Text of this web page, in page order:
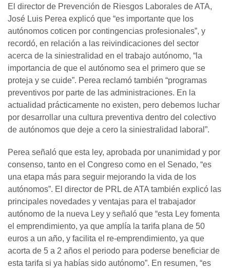
El director de Prevención de Riesgos Laborales de ATA,
José Luis Perea explicó que “es importante que los
autónomos coticen por contingencias profesionales”, y
recordó, en relación a las reivindicaciones del sector
acerca de la siniestralidad en el trabajo autónomo, “la
importancia de que el autónomo sea el primero que se
proteja y se cuide”. Perea reclamó también “programas
preventivos por parte de las administraciones. En la
actualidad prácticamente no existen, pero debemos luchar
por desarrollar una cultura preventiva dentro del colectivo
de autónomos que deje a cero la siniestralidad laboral”.
Perea señaló que esta ley, aprobada por unanimidad y por
consenso, tanto en el Congreso como en el Senado, “es
una etapa más para seguir mejorando la vida de los
autónomos”. El director de PRL de ATA también explicó las
principales novedades y ventajas para el trabajador
autónomo de la nueva Ley y señaló que “esta Ley fomenta
el emprendimiento, ya que amplía la tarifa plana de 50
euros a un año, y facilita el re-emprendimiento, ya que
acorta de 5 a 2 años el periodo para poderse beneficiar de
esta tarifa si ya habías sido autónomo”. En resumen, “es